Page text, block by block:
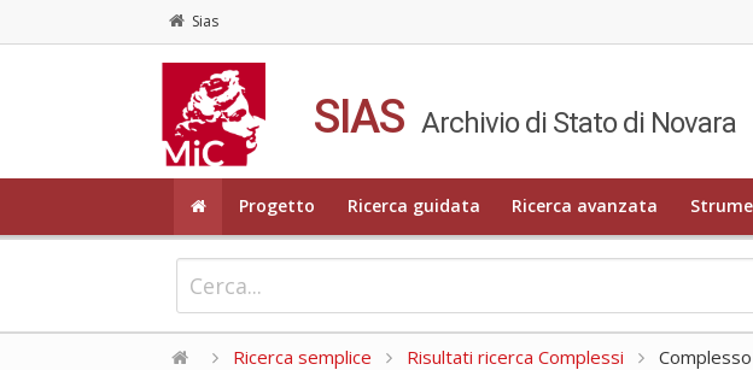
Sias
SIAS Archivio di Stato di Novara
Progetto Ricerca guidata Ricerca avanzata
Ricerca semplice Risultati ricerca Complessi